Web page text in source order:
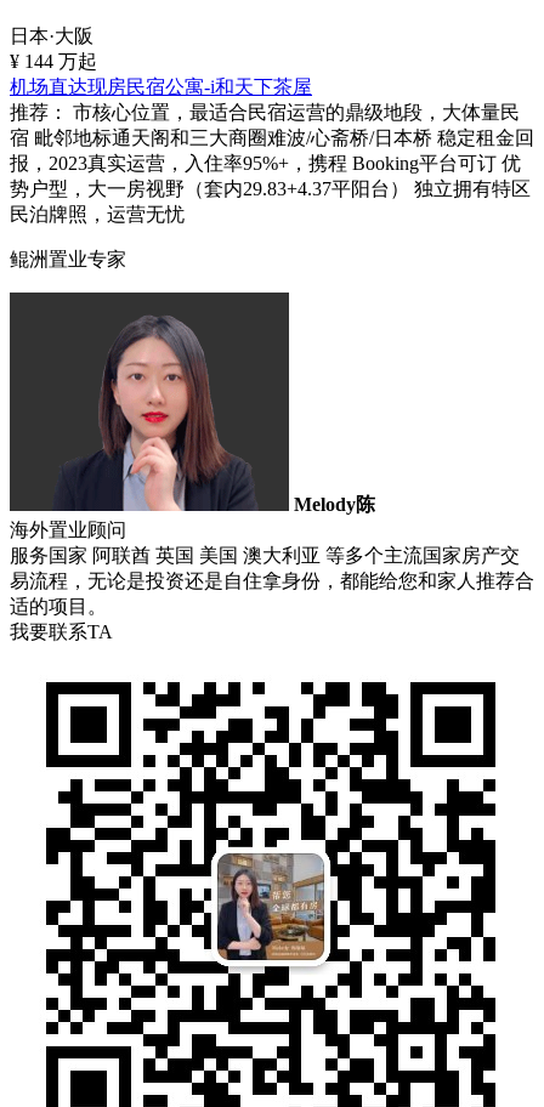
日本·大阪
¥ 144 万起
机场直达现房民宿公寓-i和天下茶屋
推荐：
市核心位置，最适合民宿运营的鼎级地段，大体量民
宿 毗邻地标通天阁和三大商圈难波/心斋桥/日本桥 稳定租金回
报，2023真实运营，入住率95%+，携程 Booking平台可订 优
势户型，大一房视野（套内29.83+4.37平阳台） 独立拥有特区
民泊牌照，运营无忧
鲲洲置业专家
Melody陈
海外置业顾问
服务国家 阿联酋 英国 美国 澳大利亚 等多个主流国家房产交
易流程，无论是投资还是自住拿身份，都能给您和家人推荐合
适的项目。
我要联系TA